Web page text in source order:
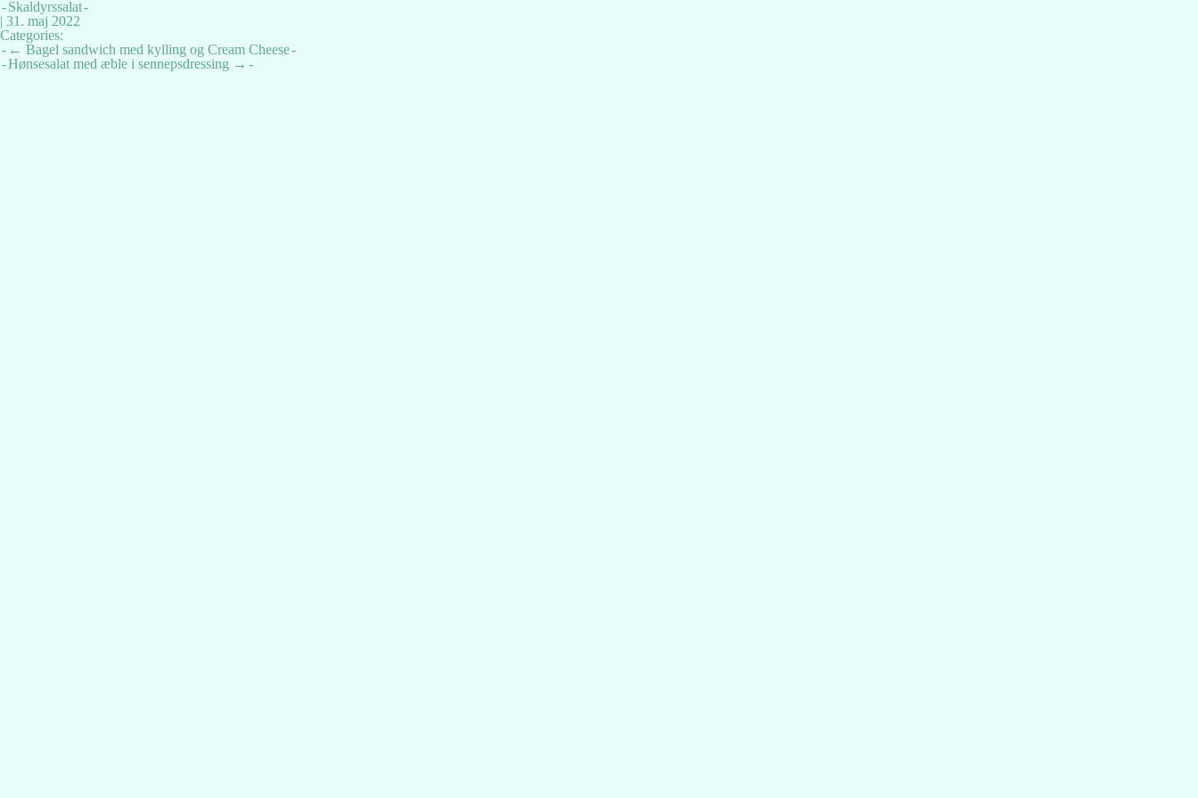
Skaldyrssalat
| 31. maj 2022
Categories:
Indlægsnavigation
← Bagel sandwich med kylling og Cream Cheese
Hønsesalat med æble i sennepsdressing →